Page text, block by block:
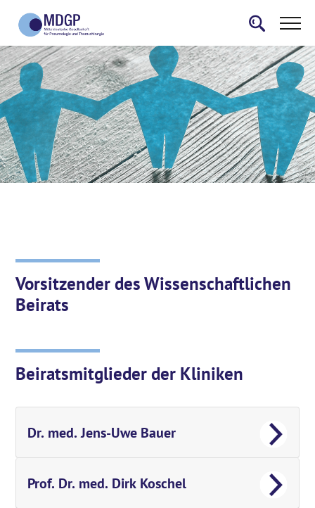
Vorsitzender des Wissenschaftlichen
Beirats
Beiratsmitglieder der Kliniken
Dr. med. Jens-Uwe Bauer
Prof. Dr. med. Dirk Koschel